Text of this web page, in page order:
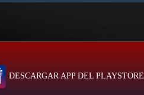
DESCARGAR APP DEL PLAYSTORE